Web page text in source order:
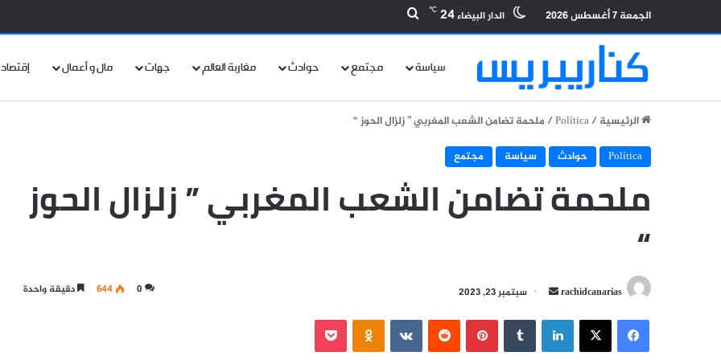
الجمعة 7 أغسطس 2026 الدار البيضاء24
℃ بحث عن
سياسة مجتمع حوادث مغاربة العالم جهات مال و أعمال إقتصاد
الرئيسية/
Política
/ملحمة تضامن الشعب المغربي ” زلزال الحوز “
Política
حوادث سياسة مجتمع
ملحمة تضامن الشعب المغربي ” زلزال الحوز
“
rachidcanarias
أرسل
إلكترونيا
سبتمبر 23, 2023 0
644 دقيقة واحدة
فيسبوك‫X لينكدإن بينتيريست Odnoklassniki
‫Pocket